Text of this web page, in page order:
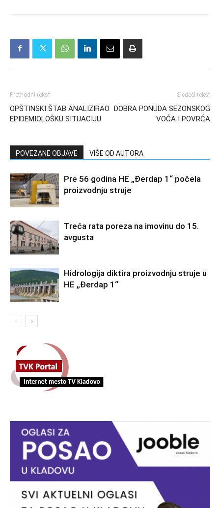
Prethodni tekst
OPŠTINSKI ŠTAB ANALIZIRAO
EPIDEMIOLOŠKU SITUACIJU
Sledeći tekst
DOBRA PONUDA SEZONSKOG
VOĆA I POVRĆA
POVEZANE OBJAVE VIŠE OD AUTORA
Pre 56 godina HE „Đerdap 1“ počela
proizvodnju struje
Treća rata poreza na imovinu do 15.
avgusta
Hidrologija diktira proizvodnju struje u
HE „Đerdap 1“